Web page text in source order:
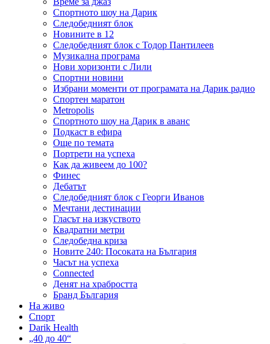
Спортното шоу на Дарик
Следобедният блок
Новините в 12
Следобедният блок с Тодор Пантилеев
Музикална програма
Нови хоризонти с Лили
Спортни новини
Избрани моменти от програмата на Дарик радио
Спортен маратон
Metropolis
Спортното шоу на Дарик в аванс
Подкаст в ефира
Още по темата
Портрети на успеха
Как да живеем до 100?
Финес
Дебатът
Следобедният блок с Георги Иванов
Мечтани дестинации
Гласът на изкуството
Квадратни метри
Следобедна криза
Новите 240: Посоката на България
Часът на успеха
Connected
Денят на храбростта
Бранд България
На живо
Спорт
Darik Health
„40 до 40“